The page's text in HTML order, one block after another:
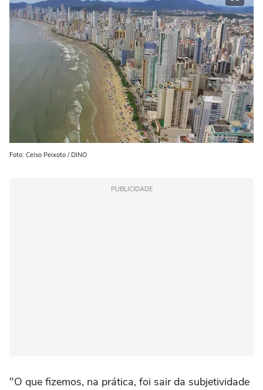
Foto: Celso Peixoto / DINO
PUBLICIDADE
"O que fizemos, na prática, foi sair da subjetividade